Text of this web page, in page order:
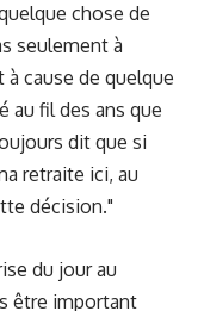
chose de
seulement à
cause de quelque
au fil des ans que
dit que si
retraite ici, au
décision."
du jour au
être important